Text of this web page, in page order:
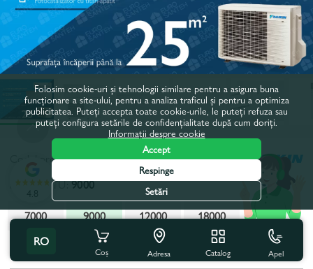
Codul produsului:645963
Putere, BTU:9000
7000
9000 12000
18000
Toate caracteristicile
Cu acest produs se cumpără
RO
Coș Adresa Catalog Apel
4.8
Folosim cookie-uri și tehnologii similare pentru a asigura buna
funcționare a site-ului, pentru a analiza traficul și pentru a optimiza
publicitatea. Puteți accepta toate cookie-urile, le puteți refuza sau
puteți configura setările de confidențialitate după cum doriți.
Informații despre cookie
Accept
Respinge
Setări